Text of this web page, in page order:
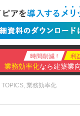
時間削減！ 利
業務効率化なら建築業
TOPICS, 業務効率化